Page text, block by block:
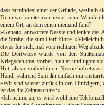
dass zumindest einer der Gründe, weshalb
Denn wo konnte man besser seine Wunden
einem Ort, an dem einen niemand fand?
»Genau«, antwortete Nessie und lenkte das
die Straße, die zum Dorf führte. »Vielleicht
etwas für sich, mal vom richtigen Weg
Die Dorfwiese wurde von den
Kriegsdenkmal vorbei, hielt an und tippte
Hut, als sie vorbeifuhren. Nessie hob etwas
Hand, während Sam ihn einfach nur
»Wir sind wieder zurück in den Fünfzigern,
ist das die Zeitmaschine?«
»Ich nehme an, es wird wohl eine